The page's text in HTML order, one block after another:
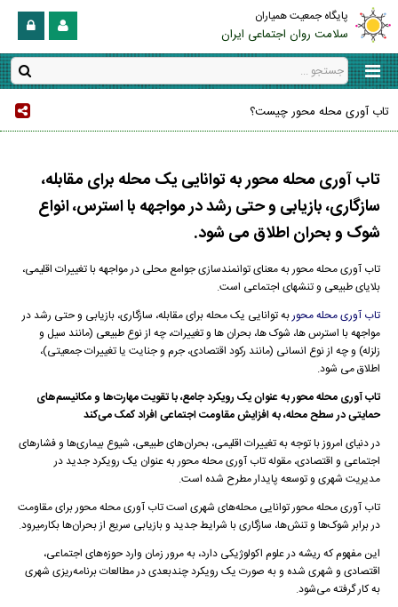
پایگاه جمعیت همیاران
سلامت روان اجتماعی ایران
تاب آوری محله محور چیست؟
تاب آوری محله محور به توانایی یک محله برای مقابله،
سازگاری، بازیابی و حتی رشد در مواجهه با استرس، انواع
شوک و بحران اطلاق می شود.
تاب آوری محله محور به معنای توانمندسازی جوامع محلی در مواجهه با تغییرات اقلیمی،
بلایای طبیعی و تنشهای اجتماعی است.
تاب آوری محله محوربه توانایی یک محله برای مقابله، سازگاری، بازیابی و حتی رشد در
مواجهه با استرس ها، شوک ها، بحران ها و تغییرات، چه از نوع طبیعی (مانند سیل و
زلزله) و چه از نوع انسانی (مانند رکود اقتصادی، جرم و جنایت یا تغییرات جمعیتی)،
اطلاق می شود.
تاب آوری محله محور به عنوان یک رویکرد جامع، با تقویت مهارت‌ها و مکانیسم‌های
حمایتی در سطح محله، به افزایش مقاومت اجتماعی افراد کمک می‌کند
در دنیای امروز با توجه به تغییرات اقلیمی، بحران‌های طبیعی، شیوع بیماری‌ها و فشارهای
اجتماعی و اقتصادی، مقوله تاب آوری محله محور به عنوان یک رویکرد جدید در
مدیریت شهری و توسعه پایدار مطرح شده است.
تاب آوری محله محور توانایی محله‌های شهری است تاب آوری محله محور برای مقاومت
در برابر شوک‌ها و تنش‌ها، سازگاری با شرایط جدید و بازیابی سریع از بحران‌ها بکارمیرود.
این مفهوم که ریشه در علوم اکولوژیکی دارد، به مرور زمان وارد حوزه‌های اجتماعی،
اقتصادی و شهری شده و به صورت یک رویکرد چندبعدی در مطالعات برنامه‌ریزی شهری
به کار گرفته می‌شود.